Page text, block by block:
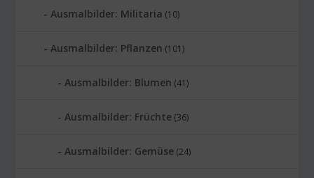
Ausmalbilder: Militaria (10)
Ausmalbilder: Pflanzen (101)
Ausmalbilder: Blumen (41)
Ausmalbilder: Früchte (36)
Ausmalbilder: Gemüse (24)